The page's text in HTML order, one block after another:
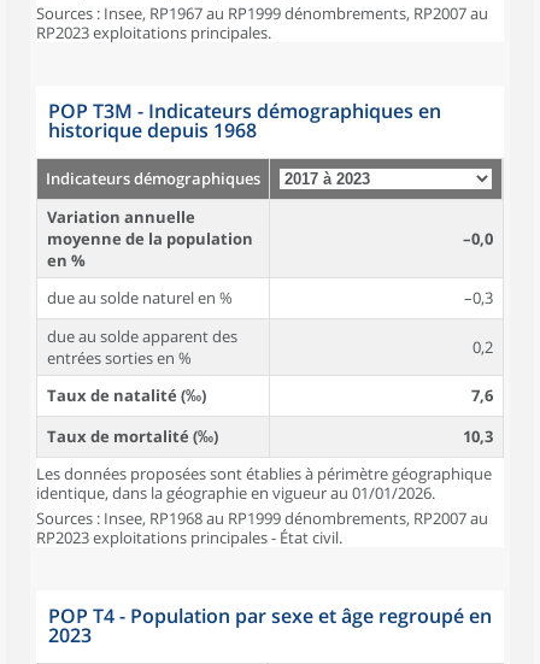
Sources : Insee, RP1967 au RP1999 dénombrements, RP2007 au
RP2023 exploitations principales.
POP T3M - Indicateurs démographiques en
historique depuis 1968
Indicateurs démographiques
Variation annuelle
moyenne de la population
en %
–0,0
due au solde naturel en %
–0,3
due au solde apparent des
entrées sorties en %
0,2
Taux de natalité (‰)
7,6
Taux de mortalité (‰)
10,3
Les données proposées sont établies à périmètre géographique
identique, dans la géographie en vigueur au 01/01/2026.
Sources : Insee, RP1968 au RP1999 dénombrements, RP2007 au
RP2023 exploitations principales - État civil.
POP T4 - Population par sexe et âge regroupé en
2023